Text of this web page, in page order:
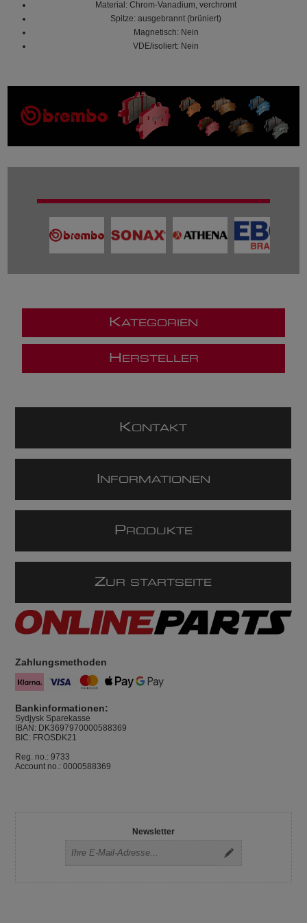
Material: Chrom-Vanadium, verchromt
Spitze: ausgebrannt (brüniert)
Magnetisch: Nein
VDE/isoliert: Nein
KATEGORIEN
H ERSTELLER
KONTAKT
NFORMATIONEN
P RODUKTE
ZUR STARTSEITE
Zahlungsmethoden
Bankinformationen:
Sydjysk Sparekasse
IBAN: DK3697970000588369
BIC: FROSDK21
Reg. no.: 9733
Account no.: 0000588369
Newsletter